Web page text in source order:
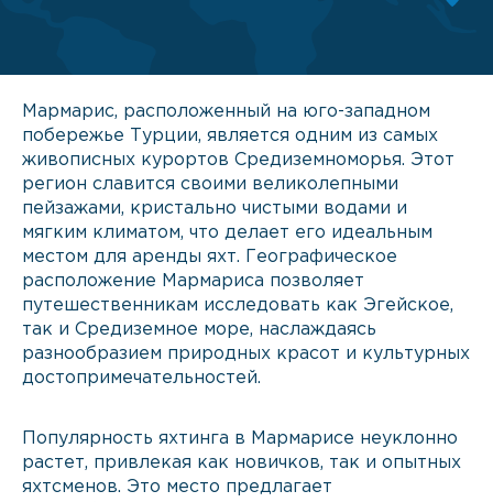
Мармарис, расположенный на юго-западном
побережье Турции, является одним из самых
живописных курортов Средиземноморья. Этот
регион славится своими великолепными
пейзажами, кристально чистыми водами и
мягким климатом, что делает его идеальным
местом для аренды яхт. Географическое
расположение Мармариса позволяет
путешественникам исследовать как Эгейское,
так и Средиземное море, наслаждаясь
разнообразием природных красот и культурных
достопримечательностей.
Популярность яхтинга в Мармарисе неуклонно
растет, привлекая как новичков, так и опытных
яхтсменов. Это место предлагает